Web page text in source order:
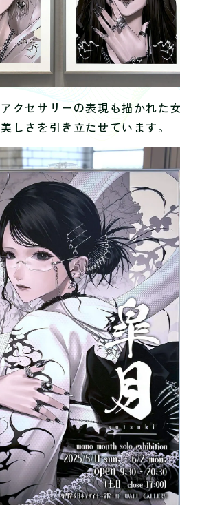
クセサリーの表現も描かれた女性
しさを引き立たせています。